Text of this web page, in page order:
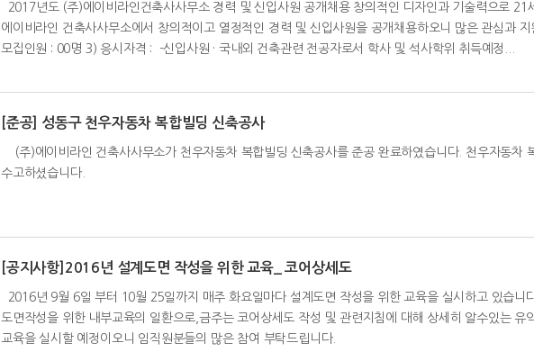
2017년도 (주)에이비라인건축사사무소 경력 및 신입사원 공개채용 창의적인 디자인과 기술력으로
에이비라인 건축사사무소에서 창의적이고 열정적인 경력 및 신입사원을 공개채용하오니 많은 관심
모집인원 : 00명 3) 응시자격 : -신입사원 · 국내외 건축관련 전공자로서 학사 및 석사학위 취득예정...
[준공] 성동구 천우자동차 복합빌딩 신축공사
(주)에이비라인 건축사사무소가 천우자동차 복합빌딩 신축공사를 준공 완료하였습니다. 천우자동차
수고하셨습니다.
[공지사항]2016년 설계도면 작성을 위한 교육_ 코어상세도
2016년 9월 6일 부터 10월 25일까지 매주 화요일마다 설계도면 작성을 위한 교육을 실시하고 있습니
도면작성을 위한 내부교육의 일환으로,금주는 코어상세도 작성 및 관련지침에 대해 상세히 알수있는
교육을 실시할 예정이오니 임직원분들의 많은 참여 부탁드립니다.